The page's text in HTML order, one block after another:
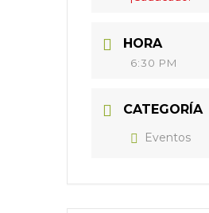
HORA
6:30 PM
CATEGORÍA
Eventos